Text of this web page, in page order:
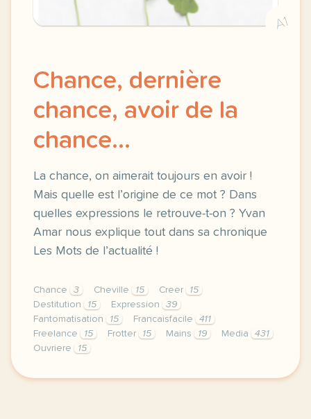
A1
Chance, dernière
chance, avoir de la
chance...
La chance, on aimerait toujours en avoir !
Mais quelle est l’origine de ce mot ? Dans
quelles expressions le retrouve-t-on ? Yvan
Amar nous explique tout dans sa chronique
Les Mots de l’actualité !
Chance 3 Cheville 15 Creer
15
Destitution
15 Expression
39
Fantomatisation
15 Francaisfacile
411
Freelance
15 Frotter 15 Mains 19 Media
431
Ouvriere
15
exercice b1 chance derniere chance avoir de la